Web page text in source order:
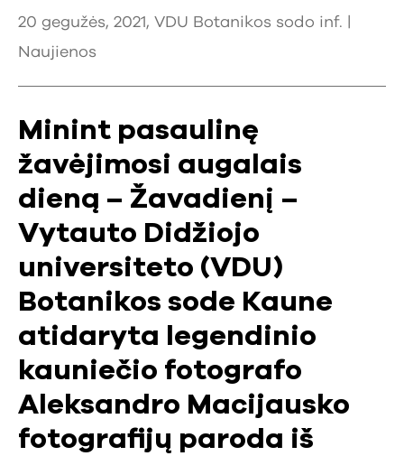
20 gegužės, 2021, VDU Botanikos sodo inf. |
Naujienos
Minint pasaulinę
žavėjimosi augalais
dieną – Žavadienį –
Vytauto Didžiojo
universiteto (VDU)
Botanikos sode Kaune
atidaryta legendinio
kauniečio fotografo
Aleksandro Macijausko
fotografijų paroda iš